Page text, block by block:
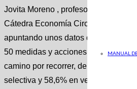
MANUAL
Jovita Moreno , profesora titular de
Cátedra Economía Circular para la
apuntando unos datos de interés
50 medidas y acciones
camino por recorrer, de acuerdo al
selectiva y 58,6% en vertidos».